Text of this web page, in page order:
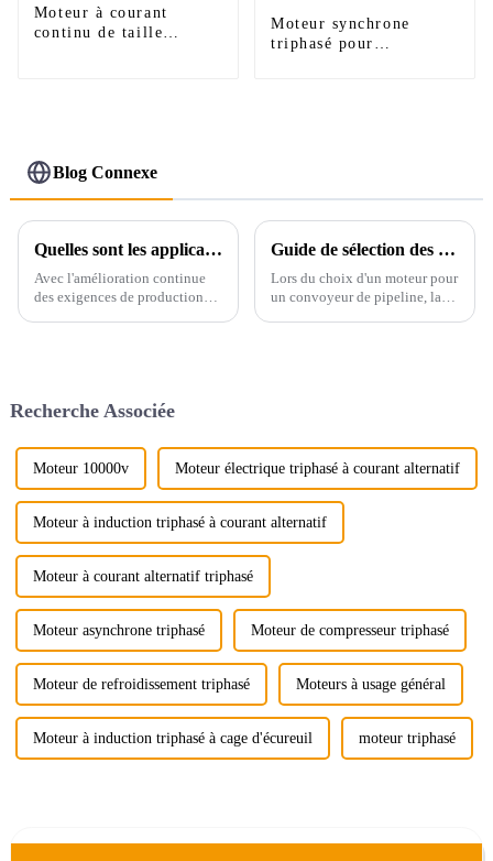
Moteur à courant
continu de taille
Moteur synchrone
triphasé pour
Blog Connexe
Quelles sont les applications des convertisseurs de fréquence dans les moteurs de levage ?
Avec l'amélioration continue
des exigences de production
vitesse des grues, telles que
asynchrone...
Guide de sélection des moteurs pour convoyeurs tubulaires
Lors du choix d'un moteur pour
un convoyeur de pipeline, la
Recherche Associée
Moteur 10000v Moteur électrique triphasé à courant alternatif
Moteur à induction triphasé à courant alternatif
Moteur à courant alternatif triphasé
Moteur asynchrone triphasé Moteur de compresseur triphasé
Moteur de refroidissement triphasé Moteurs à usage général
Moteur à induction triphasé à cage d'écureuil moteur triphasé